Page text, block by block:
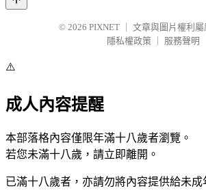
© 2026 PIXNET
文章與圖片權利
隱私權政策
服務聲明
⚠️
成人內容提醒
本部落格內容僅限年滿十八歲者瀏覽。
若您未滿十八歲，請立即離開。
已滿十八歲者，亦請勿將內容提供給未成